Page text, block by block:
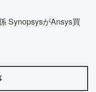
SynopsysがAnsys買